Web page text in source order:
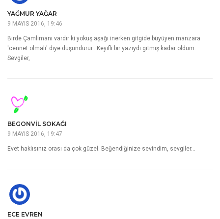
YAĞMUR YAĞAR
9 MAYIS 2016, 19:46
Birde Çamlimanı vardır ki yokuş aşağı inerken gitgide büyüyen manzara
'cennet olmalı' diye düşündürür.. Keyifli bir yazıydı gitmiş kadar oldum.
Sevgiler,
BEGONVIL SOKAĞI
9 MAYIS 2016, 19:47
Evet haklısınız orası da çok güzel. Beğendiğinize sevindim, sevgiler…
ECE EVREN